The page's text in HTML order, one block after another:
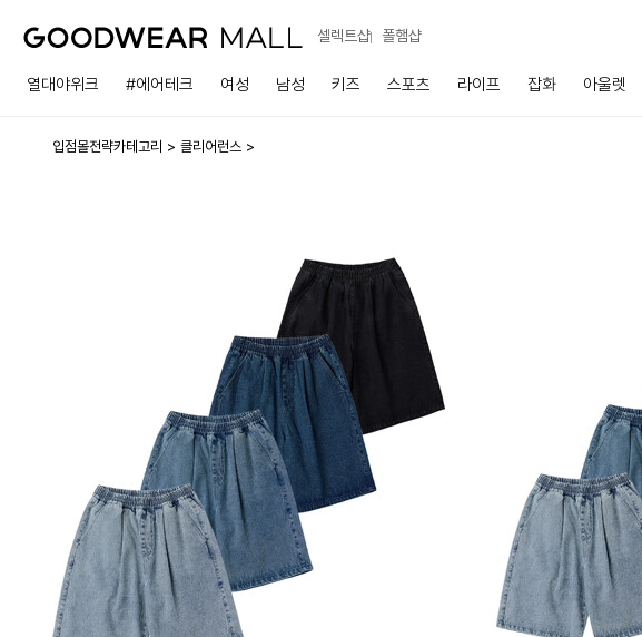
셀렉트샵 폴햄샵
열대야위크 #에어테크 여성 남성 키즈 스포츠 라이프 잡화 아울렛
입점몰전략카테고리 클리어런스